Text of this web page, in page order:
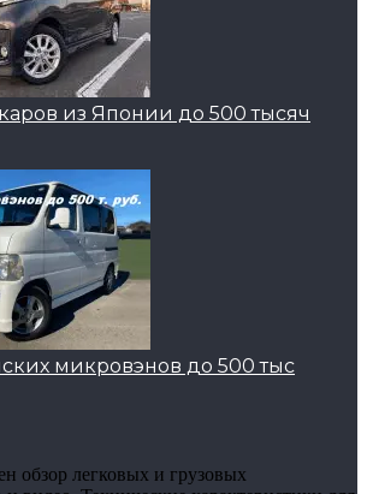
из Японии до 500 тысяч
микровэнов до 500 тыс
обзор легковых и грузовых